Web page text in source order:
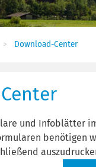
Download-Center
und Infoblätter
benötigen